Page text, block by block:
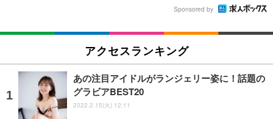
Sponsored by
アクセスランキング
あの注目アイドルがランジェリー姿に！話題の
グラビアBEST20
2022.2.15(火) 12:11